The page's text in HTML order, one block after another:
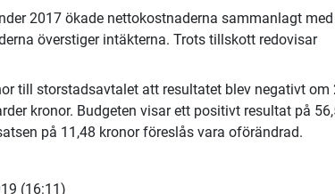
2017 ökade nettokostnaderna sammanlagt
överstiger intäkterna. Trots tillskott redovisar
till storstadsavtalet att resultatet blev negativt om
kronor. Budgeten visar ett positivt resultat på
på 11,48 kronor föreslås vara oförändrad.
(16:11)